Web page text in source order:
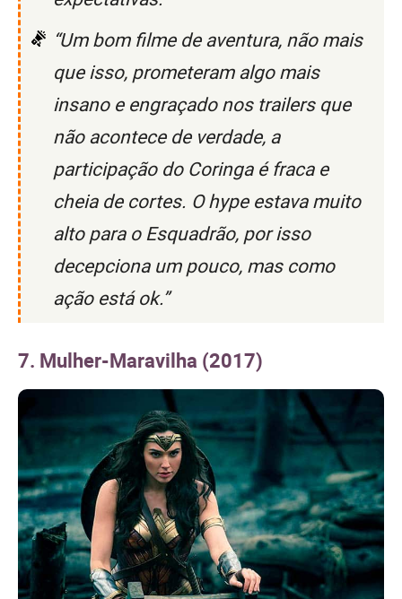
“Um bom filme de aventura, não mais
que isso, prometeram algo mais
insano e engraçado nos trailers que
não acontece de verdade, a
participação do Coringa é fraca e
cheia de cortes. O hype estava muito
alto para o Esquadrão, por isso
decepciona um pouco, mas como
ação está ok.”
7. Mulher-Maravilha (2017)